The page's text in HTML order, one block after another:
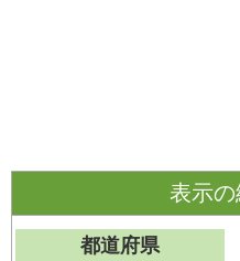
表示
都道府県